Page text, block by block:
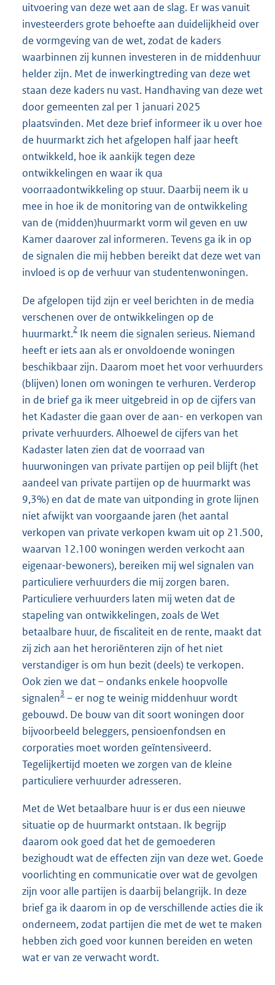
uitvoering van deze wet aan de slag. Er was vanuit
investeerders grote behoefte aan duidelijkheid over
de vormgeving van de wet, zodat de kaders
waarbinnen zij kunnen investeren in de middenhuur
helder zijn. Met de inwerkingtreding van deze wet
staan deze kaders nu vast. Handhaving van deze wet
door gemeenten zal per 1 januari 2025
plaatsvinden. Met deze brief informeer ik u over hoe
de huurmarkt zich het afgelopen half jaar heeft
ontwikkeld, hoe ik aankijk tegen deze
ontwikkelingen en waar ik qua
voorraadontwikkeling op stuur. Daarbij neem ik u
mee in hoe ik de monitoring van de ontwikkeling
van de (midden)huurmarkt vorm wil geven en uw
Kamer daarover zal informeren. Tevens ga ik in op
de signalen die mij hebben bereikt dat deze wet van
invloed is op de verhuur van studentenwoningen.
De afgelopen tijd zijn er veel berichten in de media
verschenen over de ontwikkelingen op de
huurmarkt.2 Ik neem die signalen serieus. Niemand
heeft er iets aan als er onvoldoende woningen
beschikbaar zijn. Daarom moet het voor verhuurders
(blijven) lonen om woningen te verhuren. Verderop
in de brief ga ik meer uitgebreid in op de cijfers van
het Kadaster die gaan over de aan- en verkopen van
private verhuurders. Alhoewel de cijfers van het
Kadaster laten zien dat de voorraad van
huurwoningen van private partijen op peil blijft (het
aandeel van private partijen op de huurmarkt was
9,3%) en dat de mate van uitponding in grote lijnen
niet afwijkt van voorgaande jaren (het aantal
verkopen van private verkopen kwam uit op 21.500,
waarvan 12.100 woningen werden verkocht aan
eigenaar-bewoners), bereiken mij wel signalen van
particuliere verhuurders die mij zorgen baren.
Particuliere verhuurders laten mij weten dat de
stapeling van ontwikkelingen, zoals de Wet
betaalbare huur, de fiscaliteit en de rente, maakt dat
zij zich aan het heroriënteren zijn of het niet
verstandiger is om hun bezit (deels) te verkopen.
Ook zien we dat – ondanks enkele hoopvolle
signalen3 – er nog te weinig middenhuur wordt
gebouwd. De bouw van dit soort woningen door
bijvoorbeeld beleggers, pensioenfondsen en
corporaties moet worden geïntensiveerd.
Tegelijkertijd moeten we zorgen van de kleine
particuliere verhuurder adresseren.
Met de Wet betaalbare huur is er dus een nieuwe
situatie op de huurmarkt ontstaan. Ik begrijp
daarom ook goed dat het de gemoederen
bezighoudt wat de effecten zijn van deze wet. Goede
voorlichting en communicatie over wat de gevolgen
zijn voor alle partijen is daarbij belangrijk. In deze
brief ga ik daarom in op de verschillende acties die ik
onderneem, zodat partijen die met de wet te maken
hebben zich goed voor kunnen bereiden en weten
wat er van ze verwacht wordt.